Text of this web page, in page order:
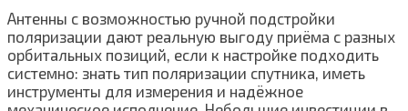
Антенны с возможностью ручной подстройки
поляризации дают реальную выгоду приёма с разных
орбитальных позиций, если к настройке подходить
системно: знать тип поляризации спутника, иметь
инструменты для измерения и надёжное